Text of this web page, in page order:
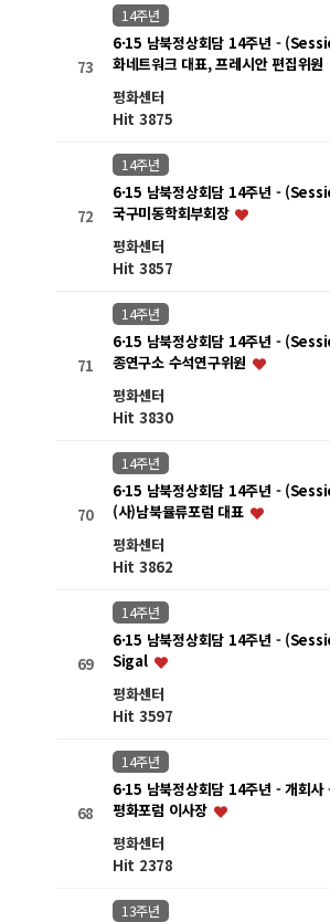
73
14주년
6·15 남북정상회담 14주년 -
화네트워크 대표, 프레시안 편집위원
평화센터
Hit 3875
72
14주년
6·15 남북정상회담 14주년 -
국구미동학회부회장
평화센터
Hit 3857
71
14주년
6·15 남북정상회담 14주년 -
종연구소 수석연구위원
평화센터
Hit 3830
70
14주년
6·15 남북정상회담 14주년 -
(사)남북뮬류포럼 대표
평화센터
Hit 3862
69
14주년
6·15 남북정상회담 14주년 -
Sigal
평화센터
Hit 3597
68
14주년
6·15 남북정상회담 14주년 - 개회사
평화포럼 이사장
평화센터
Hit 2378
13주년